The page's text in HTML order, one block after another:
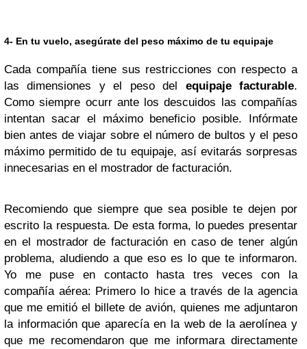
4- En tu vuelo, asegúrate del peso máximo de tu equipaje
Cada compañía tiene sus restricciones con respecto a
las dimensiones y el peso del
equipaje facturable.
Como siempre ocurr ante los descuidos las compañías
intentan sacar el máximo beneficio posible. Infórmate
bien antes de viajar sobre el número de bultos y el peso
máximo permitido de tu equipaje, así evitarás sorpresas
innecesarias en el mostrador de facturación.
Recomiendo que siempre que sea posible te dejen por
escrito la respuesta. De esta forma, lo puedes presentar
en el mostrador de facturación en caso de tener algún
problema, aludiendo a que eso es lo que te informaron.
Yo me puse en contacto hasta tres veces con la
compañía aérea: Primero lo hice a través de la agencia
que me emitió el billete de avión, quienes me adjuntaron
la información que aparecía en la web de la aerolínea y
que me recomendaron que me informara directamente